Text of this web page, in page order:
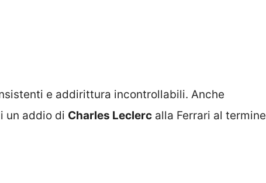
e addirittura incontrollabili. Anche
un addio di Charles Leclerc alla Ferrari al termine